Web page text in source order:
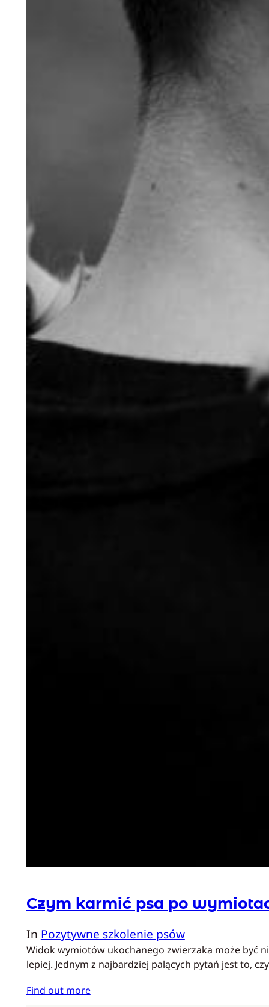
Czym karmić psa po
In Pozytywne szkolenie psów
Widok wymiotów ukochanego zwierzaka może być
lepiej. Jednym z najbardziej palących pytań jest to,
Find out more